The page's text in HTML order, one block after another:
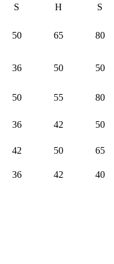
S H
S
50 65 80
36 50 50
50 55 80
36 42 50
42 50 65
36 42 40